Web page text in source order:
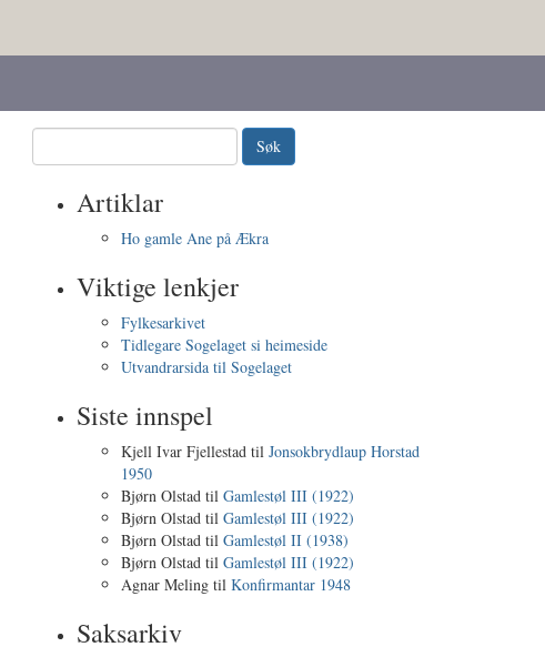
Artiklar
Ho gamle Ane på Ækra
Viktige lenkjer
Fylkesarkivet
Tidlegare Sogelaget si heimeside
Utvandrarsida til Sogelaget
Siste innspel
Kjell Ivar Fjellestad til Jonsokbrydlaup Horstad
1950
Bjørn Olstad til Gamlestøl III (1922)
Bjørn Olstad til Gamlestøl III (1922)
Bjørn Olstad til Gamlestøl II (1938)
Bjørn Olstad til Gamlestøl III (1922)
Agnar Meling til Konfirmantar 1948
Saksarkiv